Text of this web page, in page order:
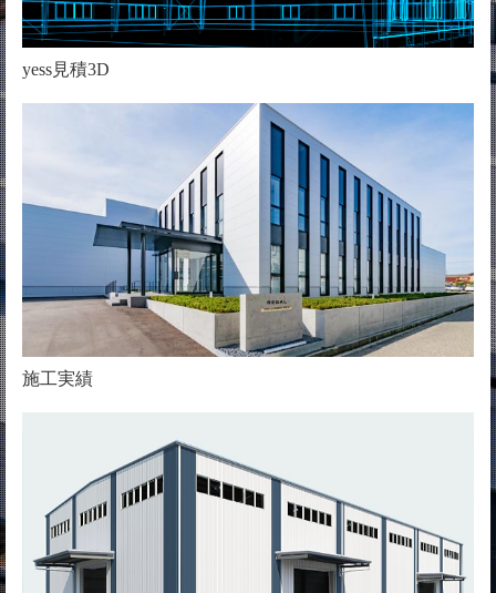
yess見積3D
施工実績